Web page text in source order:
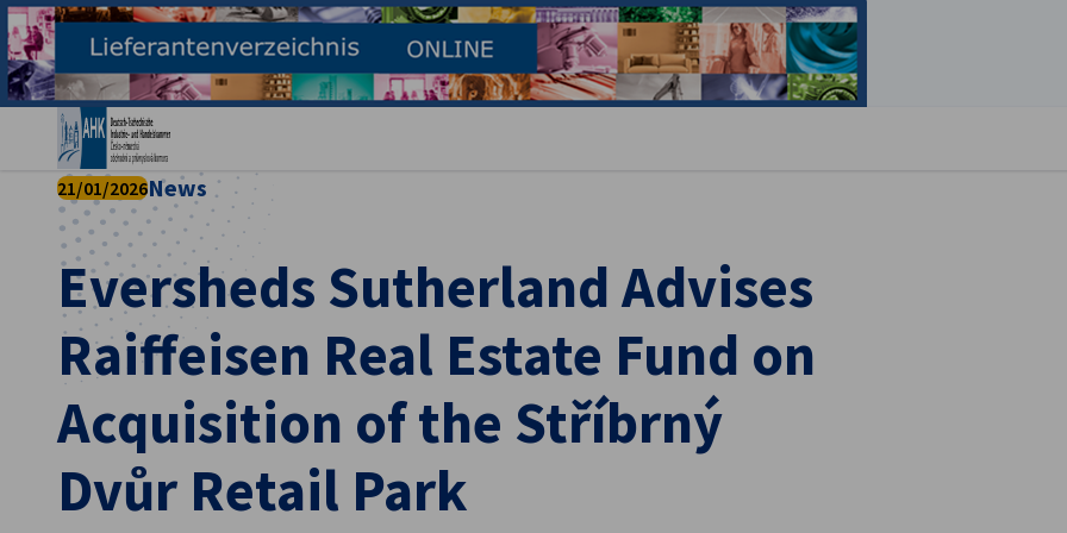
Einstellungen schließen
German
Eversheds Sutherland Advises
Raiffeisen Real Estate Fund on
Acquisition of the Stříbrný
Dvůr Retail Park
21/01/2026News